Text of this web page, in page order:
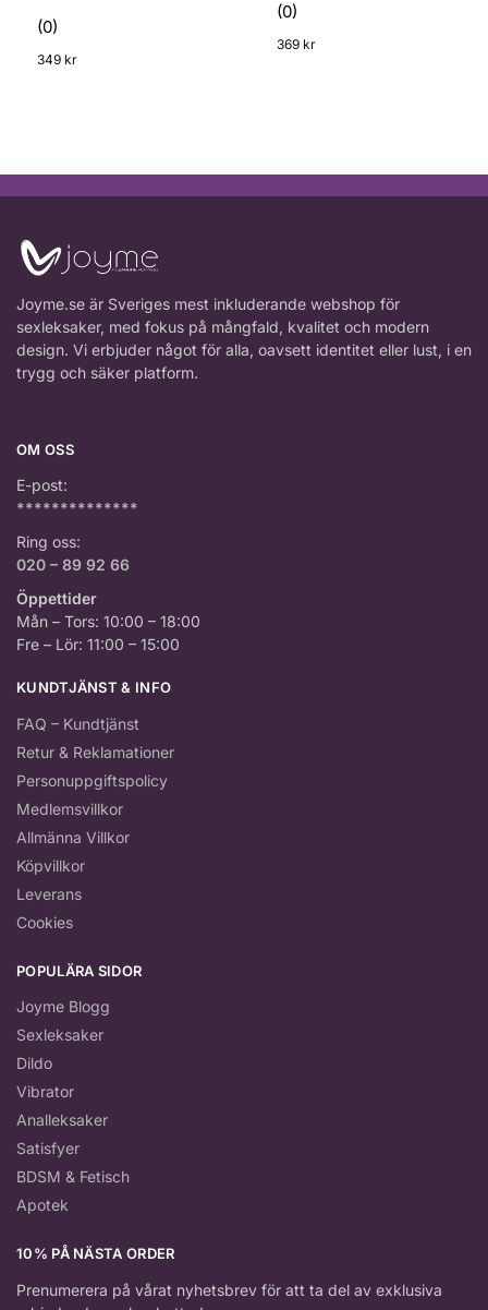
(0)
349 kr
(0)
369 kr
Joyme.se är Sveriges mest inkluderande webshop för
sexleksaker, med fokus på mångfald, kvalitet och modern
design. Vi erbjuder något för alla, oavsett identitet eller lust, i en
trygg och säker platform.
OM OSS
E-post:
**************
Ring oss:
020 – 89 92 66
Öppettider
Mån – Tors: 10:00 – 18:00
Fre – Lör: 11:00 – 15:00
KUNDTJÄNST & INFO
FAQ – Kundtjänst
Retur & Reklamationer
Personuppgiftspolicy
Medlemsvillkor
Allmänna Villkor
Köpvillkor
Leverans
Cookies
POPULÄRA SIDOR
Joyme Blogg
Sexleksaker
Dildo
Vibrator
Analleksaker
Satisfyer
BDSM & Fetisch
Apotek
10% PÅ NÄSTA ORDER
Prenumerera på vårat nyhetsbrev för att ta del av exklusiva